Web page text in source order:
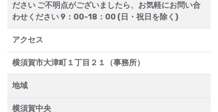
ださい ご不明点がございましたら、お気軽にお問い合
わせください 9：00-18：00 (日・祝日を除く)
アクセス
横須賀市大津町１丁目２１（事務所）
地域
横須賀中央